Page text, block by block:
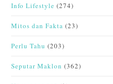
Info Lifestyle (274)
Mitos dan Fakta (23)
Perlu Tahu (203)
Seputar Maklon (362)